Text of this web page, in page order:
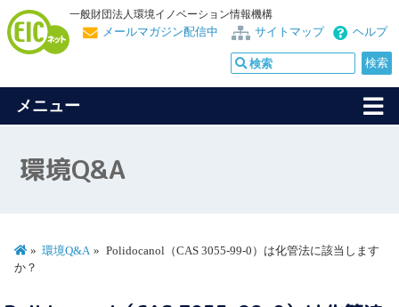
一般財団法人環境イノベーション情報機構
ヘルプ
サイトマップ
メールマガジン配信中
メニュー
環境Q&A
環境Q&A
Polidocanol（CAS 3055-99-0）は化管法に該当します
か？